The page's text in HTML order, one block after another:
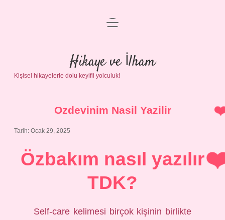
Anasayfa
Gizlilik Politikası
Yasal Uyarı
menüyü
Hikaye ve İlham
Kişisel hikayelerle dolu keyifli yolculuk!
Ozdevinim Nasil Yazilir
Tarih: Ocak 29, 2025
Özbakım nasıl yazılır
TDK?
Self-care kelimesi birçok kişinin birlikte